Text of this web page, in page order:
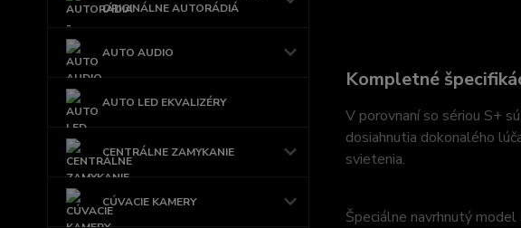
ORIGINÁLNE AUTORÁDIÁ
AUTO AUDIO
AUTO LED EKVALIZÉRY
CENTRÁLNE ZAMYKANIE
CÚVACIE KAMERY
Kompletné
V porovnaní so sériou S+
dosiahnutia dokonalého
svietenia.
Špeciálne navrhnutý